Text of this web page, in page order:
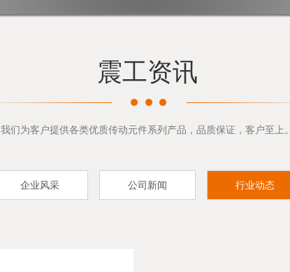
震工资讯
我们为客户提供各类优质传动元件系列产品，品质保证，客户至上。
企业风采 公司新闻 行业动态